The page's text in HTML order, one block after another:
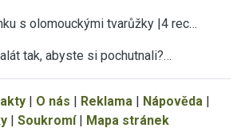
s olomouckými tvarůžky |4 rec…
tak, abyste si pochutnali?…
| O nás | Reklama | Nápověda |
| Soukromí| Mapa stránek